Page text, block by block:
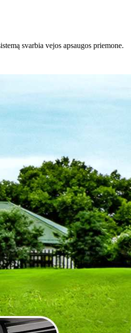
svarbia vejos apsaugos priemone.